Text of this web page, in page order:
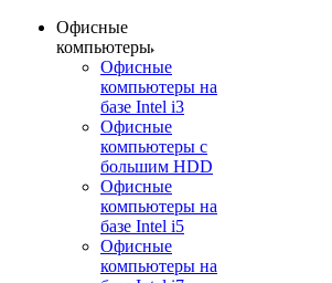
Офисные
компьютеры
Офисные
компьютеры на
базе Intel i3
Офисные
компьютеры с
большим HDD
Офисные
компьютеры на
базе Intel i5
Офисные
компьютеры на